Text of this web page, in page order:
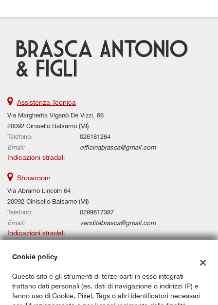
Assistenza Tecnica
Via Margherita Viganò De Vizzi, 66
20092 Cinisello Balsamo (MI)
Telefono:
026181264
Email:
officinabrasca@gmail.com
Indicazioni stradali
Showroom
Via Abramo Lincoln 64
20092 Cinisello Balsamo (MI)
Telefono:
0289617387
Email:
venditabrasca@gmail.com
Indicazioni stradali
BRASCA AUTOMOBILI SRL
Via de Vizzi 0066, 20092, Cinisello Balsamo (MI)
C.F/P.IVA:00887910966
Cookie policy
Questo sito e gli strumenti di terze parti in esso integrati
trattano dati personali (es. dati di navigazione o indirizzi IP) e
fanno uso di Cookie, Pixel, Tags o altri identificatori necessari